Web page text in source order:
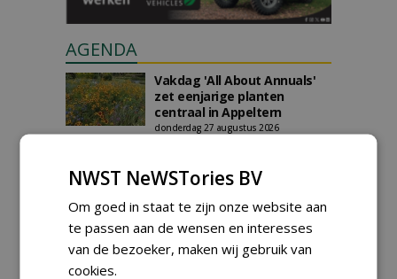
AGENDA
Vakdag 'All About Annuals'
zet eenjarige planten
centraal in Appeltern
donderdag 27 augustus 2026
2 september 2026
dinsdag 1 september 2026
Data Innovatiedagen
Boomkwekerij bekend
woensdag 9 september 2026
t/m vrijdag 18 september 2026
NWST NeWSTories BV
Om goed in staat te zijn onze website aan
te passen aan de wensen en interesses
van de bezoeker, maken wij gebruik van
cookies.